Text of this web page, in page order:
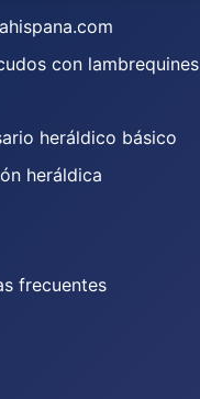
con lambrequines
heráldico básico
heráldica
frecuentes